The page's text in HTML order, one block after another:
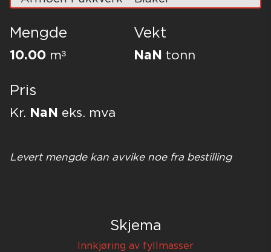
Mengde
10.00 m³
Vekt
NaN tonn
Pris
Kr. NaN eks. mva
Levert mengde kan avvike noe fra bestilling
Skjema
Innkjøring av fyllmasser